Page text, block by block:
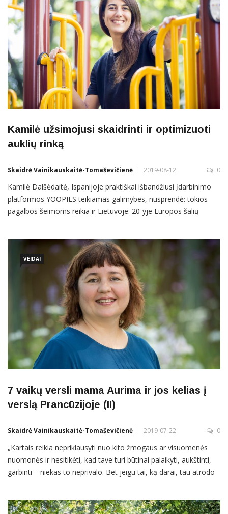
Kamilė užsimojusi skaidrinti ir optimizuoti
auklių rinką
Skaidrė Vainikauskaitė-Tomaševičienė 2019-08-12 0
Kamilė Dalšėdaitė, Ispanijoje praktiškai išbandžiusi įdarbinimo
platformos YOOPIES teikiamas galimybes, nusprendė: tokios
pagalbos šeimoms reikia ir Lietuvoje. 20-yje Europos šalių
diplomuota psichologijos bakalaurė ir organizacinės
psichologijos
VEIDAI
7 vaikų versli mama Aurima ir jos kelias į
verslą Prancūzijoje (II)
Skaidrė Vainikauskaitė-Tomaševičienė 2019-07-22 0
„Kartais reikia nepriklausyti nuo kito žmogaus ar visuomenės
nuomonės ir nesitikėti, kad tave turi būtinai palaikyti, aukštinti,
garbinti – niekas to neprivalo. Bet jeigu tai, ką darai, tau atrodo
Prancūzijoje. Geru maistu, kvepalais, levandomis